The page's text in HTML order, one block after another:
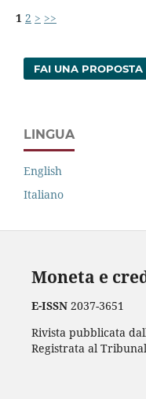
1 2 > >>
FAI UNA PROPOSTA
LINGUA
English
Italiano
Moneta e
E-ISSN2037-3651
Rivista pubblicata
Registrata al